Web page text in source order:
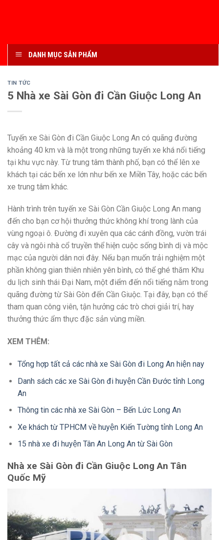
DANH MỤC SẢN PHẨM
TIN TỨC
5 Nhà xe Sài Gòn đi Cần Giuộc Long An
Tuyến xe Sài Gòn đi Cần Giuộc Long An có quãng đường
khoảng 40 km và là một trong những tuyến xe khá nổi tiếng
tại khu vực này. Từ trung tâm thành phố, bạn có thể lên xe
khách tại các bến xe lớn như bến xe Miền Tây, hoặc các bến
xe trung tâm khác.
Hành trình trên tuyến xe Sài Gòn Cần Giuộc Long An mang
đến cho bạn cơ hội thưởng thức không khí trong lành của
vùng ngoại ô. Đường đi xuyên qua các cánh đồng, vườn trái
cây và ngôi nhà cổ truyền thể hiện cuộc sống bình dị và mộc
mạc của người dân nơi đây. Nếu bạn muốn trải nghiệm một
phần không gian thiên nhiên yên bình, có thể ghé thăm Khu
du lịch sinh thái Đại Nam, một điểm đến nổi tiếng nằm trong
quãng đường từ Sài Gòn đến Cần Giuộc. Tại đây, bạn có thể
tham quan công viên, tận hưởng các trò chơi giải trí, hay
thưởng thức ẩm thực đặc sản vùng miền.
XEM THÊM:
Tổng hợp tất cả các nhà xe Sài Gòn đi Long An hiện nay
Danh sách các xe Sài Gòn đi huyện Cần Đước tỉnh Long
An
Thông tin các nhà xe Sài Gòn – Bến Lức Long An
Xe khách từ TPHCM về huyện Kiến Tường tỉnh Long An
15 nhà xe đi huyện Tân An Long An từ Sài Gòn
Nhà xe Sài Gòn đi Cần Giuộc Long An Tân
Quốc Mỹ